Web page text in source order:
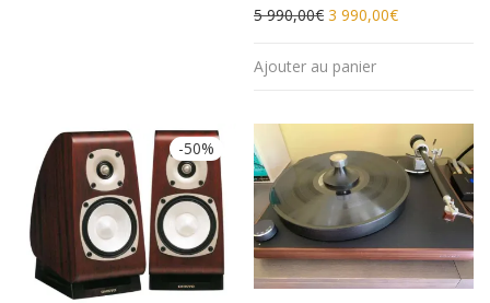
5 990,00€ Le prix initial était : 5
3 990,00€Le prix
Ajouter au panier
-50%